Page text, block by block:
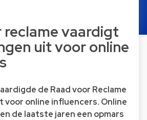
reclame vaardigt
uit voor online
de Raad voor Reclame
voor online influencers. Online
de laatste jaren een opmars